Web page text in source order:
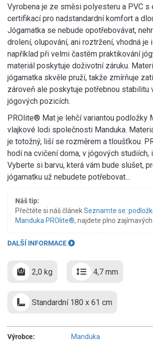
Vyrobena je ze směsi polyesteru a PVC s
certifikací pro nadstandardní komfort a
Jógamatka se nebude opotřebovávat,
drolení, olupování, ani roztržení, vhodná je
například při velmi častém praktikování
materiál poskytuje doživotní záruku.
jógamatka skvěle pruží, takže zmírňuje
zároveň ale poskytuje potřebnou stabilitu
jógových pozicích.
PROlite® Mat je lehčí variantou podložky
vlajkové lodi společnosti Manduka.
je totožný, liší se rozměrem a tloušťkou.
hodí na cvičení doma, v jógových studiích,
Vyberte si barvu, která vám bude slušet,
jógamatku už nebudete potřebovat...
Náš tip:
Přečtěte si náš článekSeznamte se:
Manduka PROlite®, najdete plno
DALŠÍ INFORMACE
2,0 kg 4,7 mm
Standardní 180 x 61 cm
Výrobce: Manduka